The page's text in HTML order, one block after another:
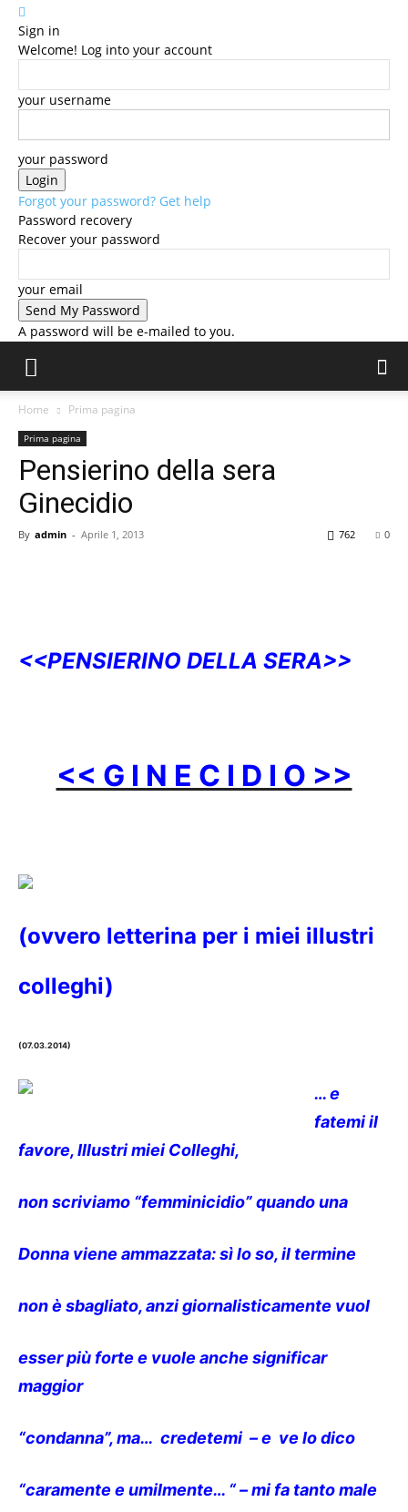
Sign in
Welcome! Log into your account
your username
your password
Forgot your password? Get help
Password recovery
Recover your password
your email
A password will be e-mailed to you.
Home Prima pagina
Prima pagina
Pensierino della sera
Ginecidio
By admin - Aprile 1, 2013 0
762
<<PENSIERINO DELLA SERA>>
<< G I N E C I D I O >>
(ovvero letterina per i miei illustri
colleghi)
(07.03.2014)
… e
fatemi il
favore, Illustri miei Colleghi,
non scriviamo “femminicidio” quando una
Donna viene ammazzata: sì lo so, il termine
non è sbagliato, anzi giornalisticamente vuol
esser più forte e vuole anche significar
maggior
“condanna”, ma… credetemi – e ve lo dico
“caramente e umilmente… “ – mi fa tanto male